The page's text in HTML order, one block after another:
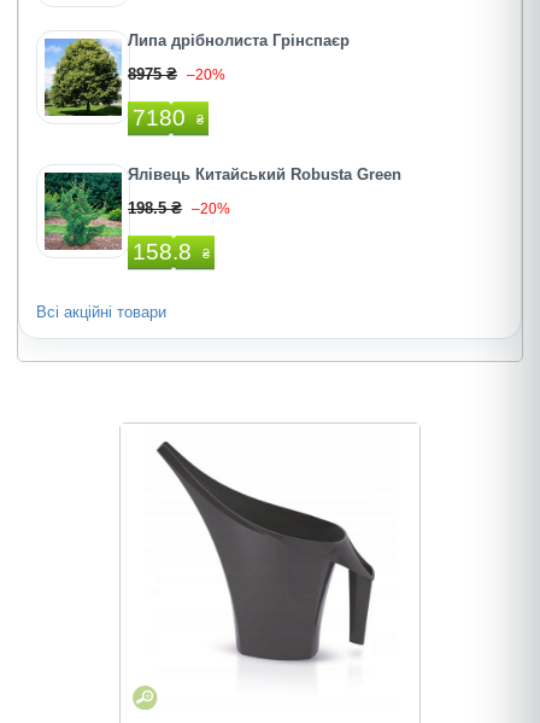
Липа дрібнолиста Грінспаєр
8975 ₴ –20%
7180 ₴
Ялівець Китайський Robusta Green
198.5 ₴ –20%
158.8 ₴
Всі акційні товари